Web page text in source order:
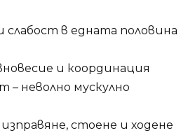
слабост в едната половина
и координация
– неволно мускулно
стоене и ходене